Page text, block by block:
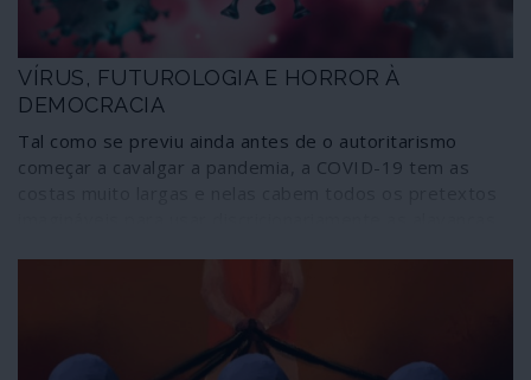
VÍRUS, FUTUROLOGIA E HORROR À
DEMOCRACIA
Tal como se previu ainda antes de o autoritarismo
começar a cavalgar a pandemia, a COVID-19 tem as
sociedade reduzida ao medo, agravado através de
campanhas de pânico; poucas coisas condicionam tanto